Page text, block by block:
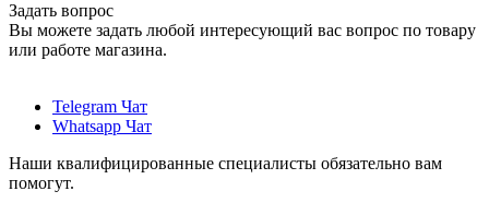
Задать вопрос
Вы можете задать любой интересующий вас вопрос по товару
или работе магазина.
Telegram Чат
Whatsapp Чат
Наши квалифицированные специалисты обязательно вам
помогут.